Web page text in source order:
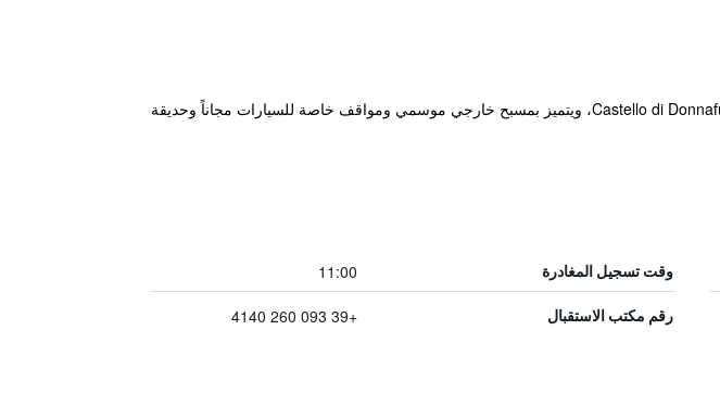
يقع مكان إقامة "Aura Club - Villa Carlotta" في راغوزا، على بعد 16 كم من Castello di Donnafugata، ويتميز بمسبح خارجي موسمي ومواقف خاصة للسيارات مجاناً وحديقة
وقت تسجيل المغادرة 11:00
رقم مكتب الاستقبال +39 093 260 4140